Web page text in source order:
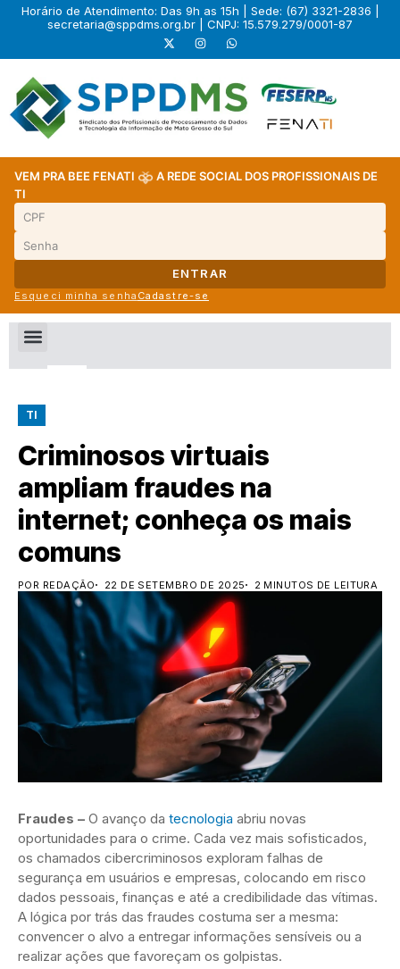
Horário de Atendimento: Das 9h as 15h | Sede: (67) 3321-2836 |
secretaria@sppdms.org.br | CNPJ: 15.579.279/0001-87
VEM PRA BEE FENATI
A REDE SOCIAL DOS PROFISSIONAIS DE
TI
ENTRAR
Esqueci minha senha Cadastre-se
TI
Criminosos virtuais
ampliam fraudes na
internet; conheça os mais
comuns
POR REDAÇÃO 22 DE SETEMBRO DE 2025 2 MINUTOS DE LEITURA
Fraudes – O avanço da tecnologia abriu novas
oportunidades para o crime. Cada vez mais sofisticados,
os chamados cibercriminosos exploram falhas de
segurança em usuários e empresas, colocando em risco
dados pessoais, finanças e até a credibilidade das vítimas.
A lógica por trás das fraudes costuma ser a mesma:
convencer o alvo a entregar informações sensíveis ou a
realizar ações que favoreçam os golpistas.